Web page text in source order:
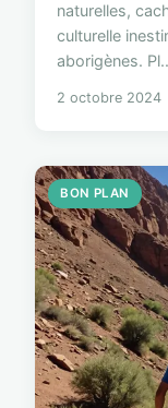
naturelles,
culturelle
aborigènes.
2 octobre 2024
BON PLAN